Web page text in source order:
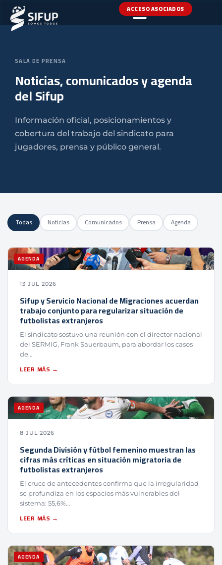
ACCESO ASOCIADOS
SALA DE PRENSA
Noticias, comunicados y agenda
del Sifup
Información oficial, posicionamientos y
cobertura del trabajo del sindicato para
jugadores, prensa y público general.
Todas Noticias Comunicados Prensa Agenda
AGENDA
13 JUL 2026
Sifup y Servicio Nacional de Migraciones acuerdan
trabajo conjunto para regularizar situación de
futbolistas extranjeros
El sindicato sostuvo una reunión con el director nacional
del SERMIG, Frank Sauerbaum, para abordar los casos
de…
LEER MÁS →
AGENDA
8 JUL 2026
Segunda División y fútbol femenino muestran las
cifras más críticas en situación migratoria de
futbolistas extranjeros
El cruce de antecedentes confirma que la irregularidad
se profundiza en los espacios más vulnerables del
sistema: 55,6%…
LEER MÁS →
AGENDA